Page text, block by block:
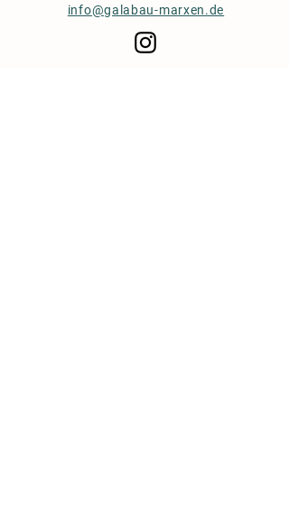
info@galabau-marxen.de